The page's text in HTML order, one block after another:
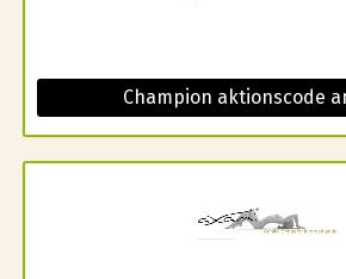
Champion aktionscode